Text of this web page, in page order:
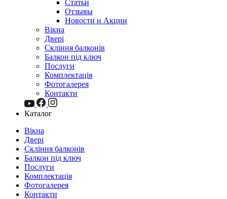
Статьи
Отзывы
Новости и Акции
Вікна
Двері
Скління балконів
Балкон під ключ
Послуги
Комплектація
Фотогалерея
Контакти
Каталог
Вікна
Двері
Скління балконів
Балкон під ключ
Послуги
Комплектація
Фотогалерея
Контакти